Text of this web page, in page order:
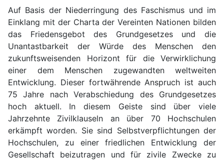
Auf Basis der Niederringung des Faschismus und im
Einklang mit der Charta der Vereinten Nationen bilden
das Friedensgebot des Grundgesetzes und die
Unantastbarkeit der Würde des Menschen den
zukunftsweisenden Horizont für die Verwirklichung
einer dem Menschen zugewandten weltweiten
Entwicklung. Dieser fortwährende Anspruch ist auch
75 Jahre nach Verabschiedung des Grundgesetzes
hoch aktuell. In diesem Geiste sind über viele
Jahrzehnte Zivilklauseln an über 70 Hochschulen
erkämpft worden. Sie sind Selbstverpflichtungen der
Hochschulen, zu einer friedlichen Entwicklung der
Gesellschaft beizutragen und für zivile Zwecke zu